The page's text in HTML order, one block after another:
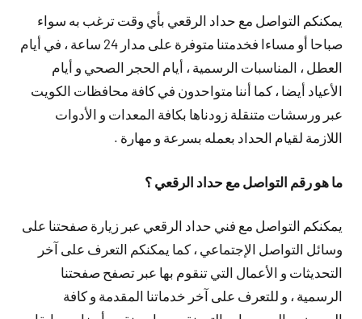
يمكنكم التواصل مع حداد الرقعي بأي وقت ترغب به سواء
صباحا أو مساءا فخدمتنا متوفرة على مدار 24 ساعة ، في أيام
العطل ، المناسبات الرسمية ، أيام الحجر الصحي و أيام
الأعياد أيضا ، كما أننا متواحدون في كافة محافظات الكويت
عبر ورسشات متنقلة زودناها بكافة المعدات و الأدوات
اللازمة لقيام الحداد بعمله بسرعة و مهارة .
ما هو رقم التواصل مع حداد الرقعي ؟
يمكنكم التواصل مع فني حداد الرقعي عبر زيارة صفحتنا على
وسائل التواصل الإجتماعي ، كما يمكنكم التعرف على آخر
التحديثات و الأعمال التي تنقوم بها عبر تصفح صفحتنا
الرسمية ، و للتعرف على آخر خدماتنا المقدمة و كافة